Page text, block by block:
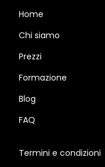
Home
Chi siamo
Prezzi
Formazione
Blog
FAQ
Termini e condizioni